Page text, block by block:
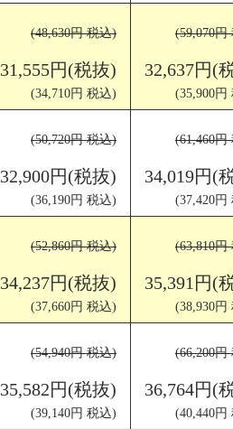
(48,630円 税込)
31,555円(税抜)
(34,710円 税込)
(59,070円
32,637円(
(35,900円
(50,720円 税込)
32,900円(税抜)
(36,190円 税込)
(61,460円
34,019円(
(37,420円
(52,860円 税込)
34,237円(税抜)
(37,660円 税込)
(63,810円
35,391円(
(38,930円
(54,940円 税込)
35,582円(税抜)
(39,140円 税込)
(66,200円
36,764円(
(40,440円